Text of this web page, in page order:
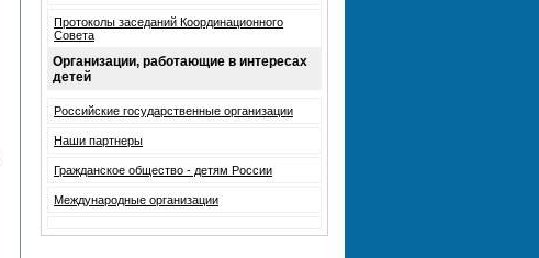
Протоколы заседаний Координационного
Совета
Организации, работающие в интересах
детей
Российские государственные организации
Наши партнеры
Гражданское общество - детям России
Международные организации